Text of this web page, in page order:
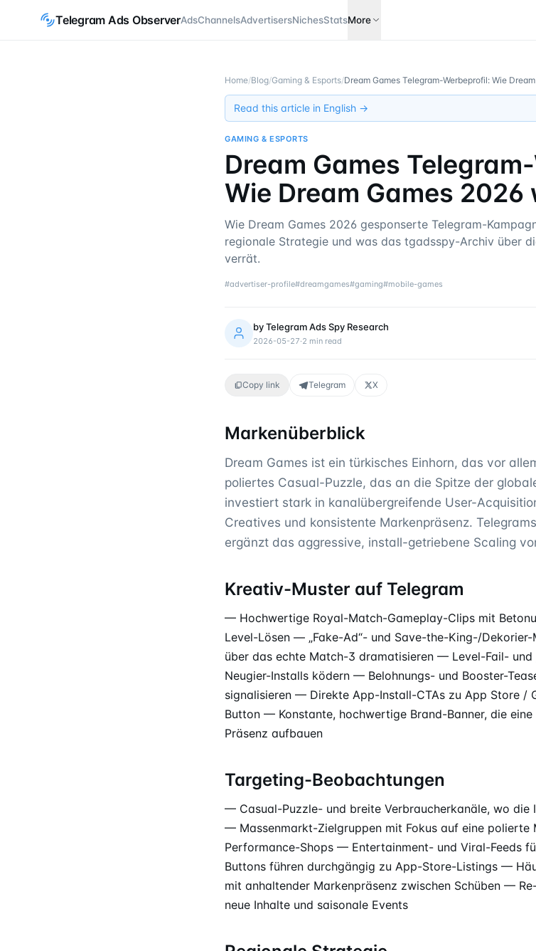
Telegram Ads ObserverAdsChannelsAdvertisersNichesStatsMore
Home/Blog/Gaming & Esports/Dream Games Telegram-Werbeprofil: Wie
Read this article in English →
GAMING & ESPORTS
Dream Games
Wie Dream Games 2026
Wie Dream Games 2026 gesponserte Telegram-
regionale Strategie und was das tgadsspy-Archiv über
verrät.
#advertiser-profile#dreamgames#gaming#mobile-games
byTelegram Ads Spy Research
2026-05-27·2 min read
Copy link Telegram X
Markenüberblick
Dream Games ist ein türkisches Einhorn, das vor
poliertes Casual-Puzzle, das an die Spitze der
investiert stark in kanalübergreifende User-
Creatives und konsistente Markenpräsenz.
ergänzt das aggressive, install-getriebene Scaling
Kreativ-Muster auf Telegram
— Hochwertige Royal-Match-Gameplay-Clips mit
Level-Lösen — „Fake-Ad“- und Save-the-King-/
über das echte Match-3 dramatisieren — Level-Fail- und
Neugier-Installs ködern — Belohnungs- und Booster-
signalisieren — Direkte App-Install-CTAs zu App Store /
Button — Konstante, hochwertige Brand-Banner, die
Präsenz aufbauen
Targeting-Beobachtungen
— Casual-Puzzle- und breite Verbraucherkanäle, wo die
— Massenmarkt-Zielgruppen mit Fokus auf eine polierte
Performance-Shops — Entertainment- und Viral-Feeds
Buttons führen durchgängig zu App-Store-Listings —
mit anhaltender Markenpräsenz zwischen Schüben —
neue Inhalte und saisonale Events